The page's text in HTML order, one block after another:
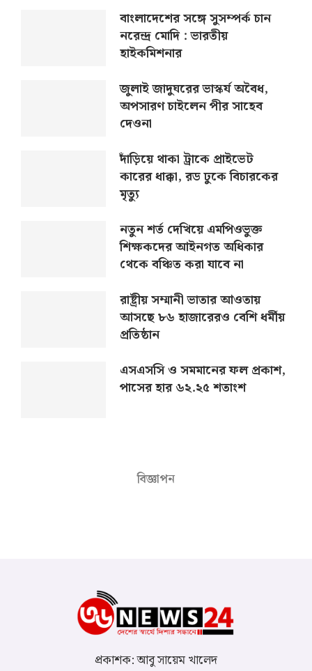
বাংলাদেশের সঙ্গে সুসম্পর্ক চান
নরেন্দ্র মোদি : ভারতীয়
হাইকমিশনার
জুলাই জাদুঘরের ভাস্কর্য অবৈধ,
অপসারণ চাইলেন পীর সাহেব
দেওনা
দাঁড়িয়ে থাকা ট্রাকে প্রাইভেট
কারের ধাক্কা, রড ঢুকে বিচারকের
মৃত্যু
নতুন শর্ত দেখিয়ে এমপিওভুক্ত
শিক্ষকদের আইনগত অধিকার
থেকে বঞ্চিত করা যাবে না
রাষ্ট্রীয় সম্মানী ভাতার আওতায়
আসছে ৮৬ হাজারেরও বেশি ধর্মীয়
প্রতিষ্ঠান
এসএসসি ও সমমানের ফল প্রকাশ,
পাসের হার ৬২.২৫ শতাংশ
বিজ্ঞাপন
প্রকাশক: আবু সায়েম খালেদ